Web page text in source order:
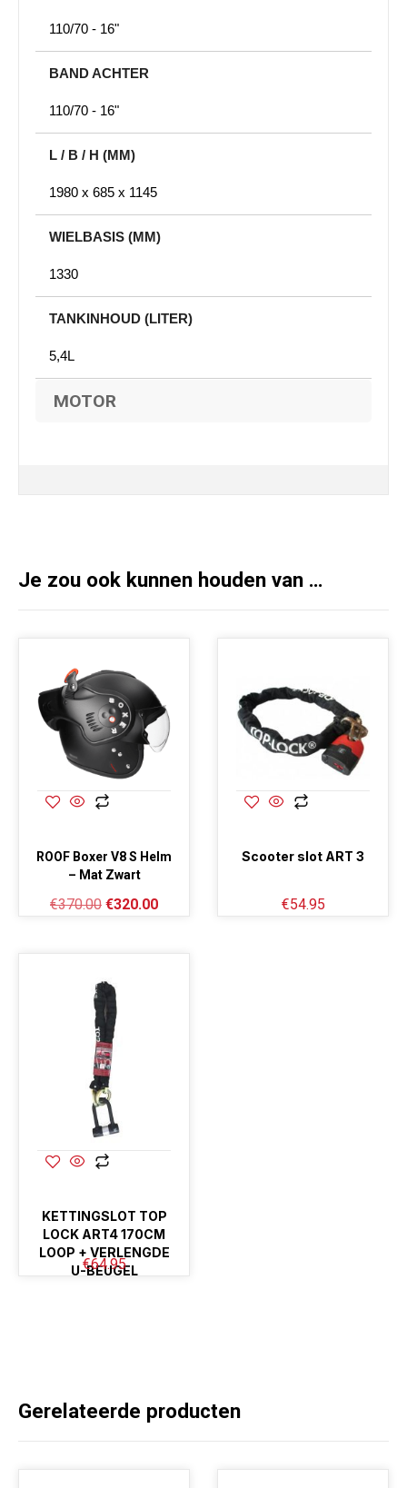
110/70 - 16"
BAND ACHTER
110/70 - 16"
L / B / H (MM)
1980 x 685 x 1145
WIELBASIS (MM)
1330
TANKINHOUD (LITER)
5,4L
MOTOR
Je zou ook kunnen houden van …
ROOF Boxer V8 S Helm
– Mat Zwart
€370.00 €320.00
Scooter slot ART 3
€54.95
KETTINGSLOT TOP
LOCK ART4 170CM
LOOP + VERLENGDE
U-BEUGEL
€64.95
Gerelateerde producten